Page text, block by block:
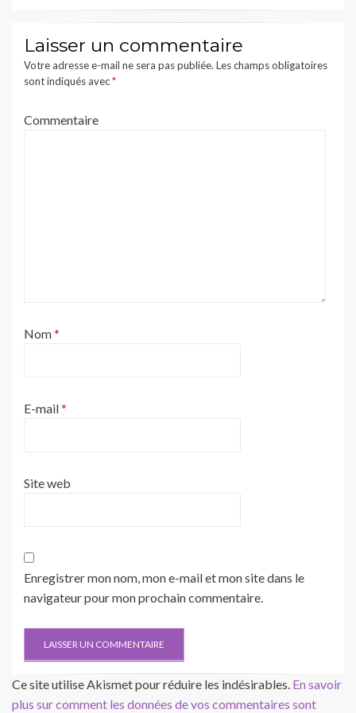
Laisser un commentaire
Votre adresse e-mail ne sera pas publiée. Les champs obligatoires
sont indiqués avec*
Commentaire
Nom*
E-mail*
Site web
Enregistrer mon nom, mon e-mail et mon site dans le
navigateur pour mon prochain commentaire.
Ce site utilise Akismet pour réduire les indésirables. En savoir
plus sur comment les données de vos commentaires sont